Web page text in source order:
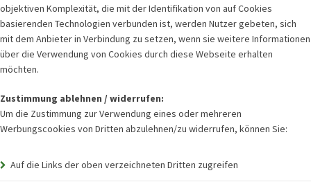
objektiven Komplexität, die mit der Identifikation von auf Cookies
basierenden Technologien verbunden ist, werden Nutzer gebeten, sich
mit dem Anbieter in Verbindung zu setzen, wenn sie weitere Informationen
über die Verwendung von Cookies durch diese Webseite erhalten
möchten.
Zustimmung ablehnen / widerrufen:
Um die Zustimmung zur Verwendung eines oder mehreren
Werbungscookies von Dritten abzulehnen/zu widerrufen, können Sie:
Auf die Links der oben verzeichneten Dritten zugreifen